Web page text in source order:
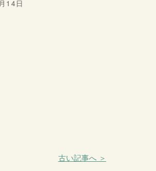
14日
古い記事へ ＞